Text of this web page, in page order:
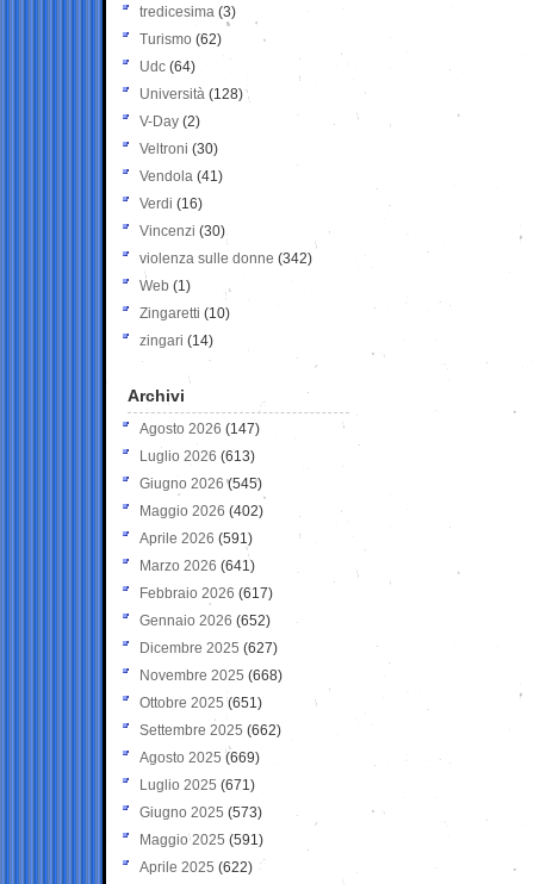
tredicesima (3)
Turismo (62)
Udc (64)
Università (128)
V-Day (2)
Veltroni (30)
Vendola (41)
Verdi (16)
Vincenzi (30)
violenza sulle donne (342)
Web (1)
Zingaretti (10)
zingari (14)
Archivi
Agosto 2026 (147)
Luglio 2026 (613)
Giugno 2026 (545)
Maggio 2026 (402)
Aprile 2026 (591)
Marzo 2026 (641)
Febbraio 2026 (617)
Gennaio 2026 (652)
Dicembre 2025 (627)
Novembre 2025 (668)
Ottobre 2025 (651)
Settembre 2025 (662)
Agosto 2025 (669)
Luglio 2025 (671)
Giugno 2025 (573)
Maggio 2025 (591)
Aprile 2025 (622)